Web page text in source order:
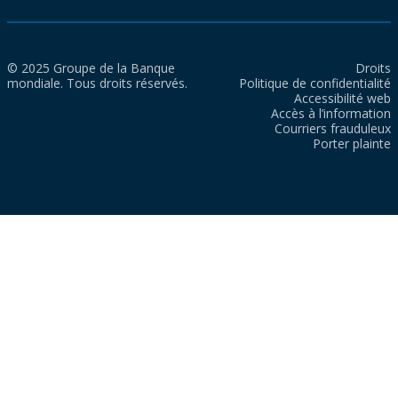
© 2025 Groupe de la Banque
mondiale. Tous droits réservés.
Droits
Politique de confidentialité
Accessibilité web
Accès à l’information
Courriers frauduleux
Porter plainte